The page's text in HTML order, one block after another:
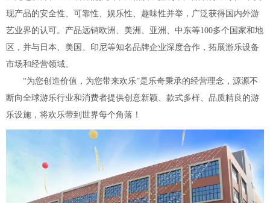
现产品的安全性、可靠性、娱乐性、趣味性并举，广泛获得国内外游
艺业界的认可。产品远销欧洲、美洲、亚洲、中东等100多个国家和地
区，并与日本、美国、印尼等知名品牌企业深度合作，拓展游乐设备
市场和经营领域。
“为您创造价值，为您带来欢乐”是乐奇秉承的经营理念，源源不
断向全球游乐行业和消费者提供创意新颖、款式多样、品质精良的游
乐设施，将欢乐带到世界每个角落！